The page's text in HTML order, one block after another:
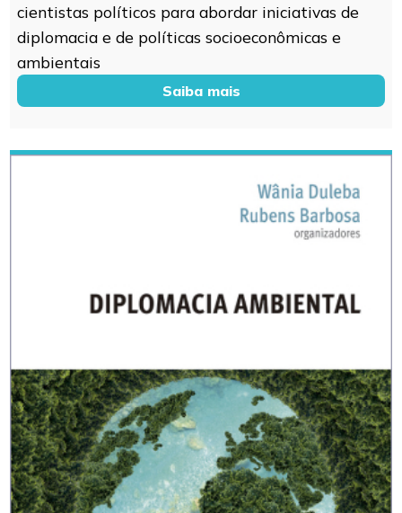
cientistas políticos para abordar iniciativas de
diplomacia e de políticas socioeconômicas e
ambientais
Saiba mais